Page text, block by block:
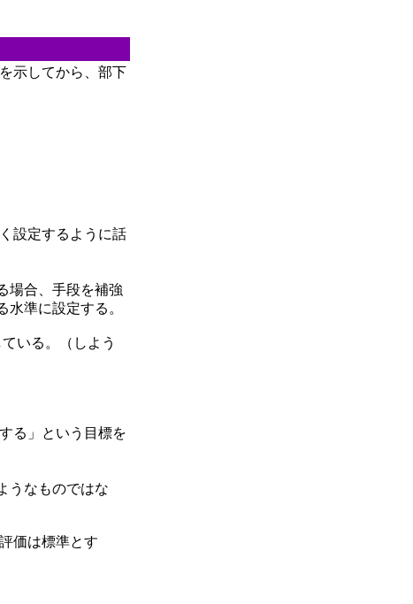
示してから、部下
設定するように話
場合、手段を補強
準に設定する。
いる。（しよう
る」という目標を
うなものではな
価は標準とす